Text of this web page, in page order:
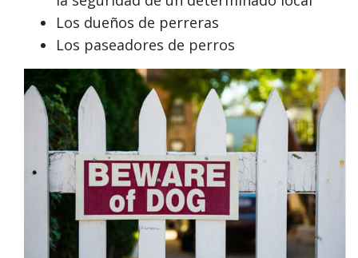
Los dueños de perreras
Los paseadores de perros